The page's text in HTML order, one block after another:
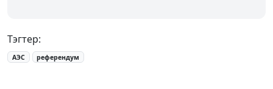
Тэгтер:
АЭС референдум